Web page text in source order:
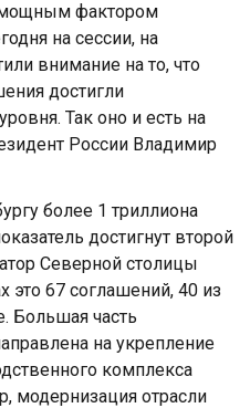
мощным фактором
на сессии, на
внимание на то, что
достигли
Так оно и есть на
России Владимир
более 1 триллиона
достигнут второй
Северной столицы
это 67 соглашений, 40 из
Большая часть
на укрепление
комплекса
модернизация отрасли